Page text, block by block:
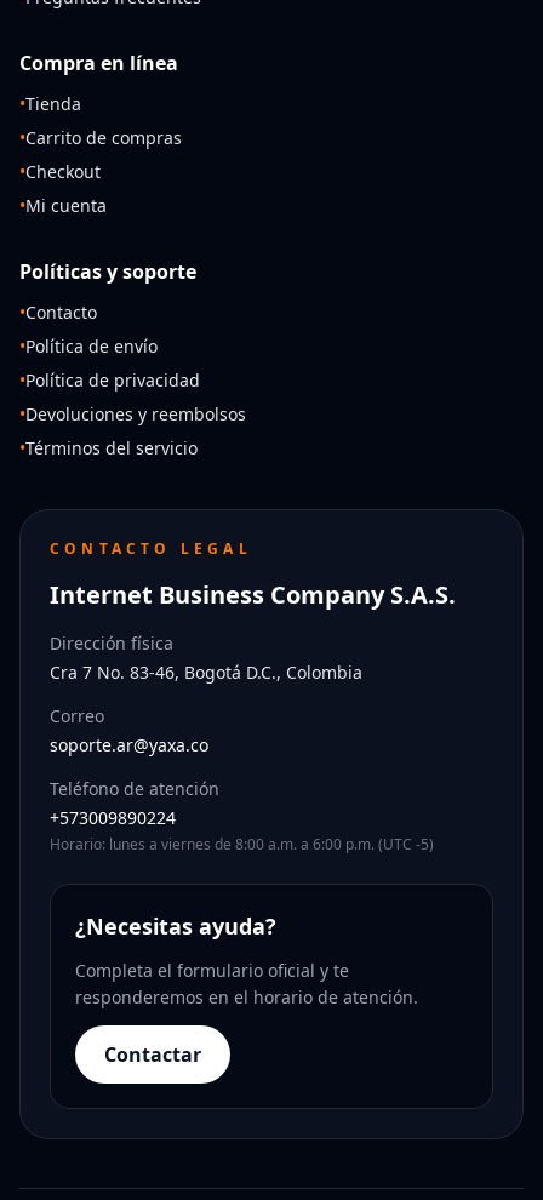
Compra en línea
•Tienda
•Carrito de compras
•Checkout
•Mi cuenta
Políticas y soporte
•Contacto
•Política de envío
•Política de privacidad
•Devoluciones y reembolsos
•Términos del servicio
CONTACTO LEGAL
Internet Business Company S.A.S.
Dirección física
Cra 7 No. 83-46, Bogotá D.C., Colombia
Correo
soporte.ar@yaxa.co
Teléfono de atención
+573009890224
Horario: lunes a viernes de 8:00 a.m. a 6:00 p.m. (UTC -5)
¿Necesitas ayuda?
Completa el formulario oficial y te
responderemos en el horario de atención.
Contactar